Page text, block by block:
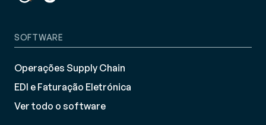
SOFTWARE
Operações Supply Chain
EDI e Faturação Eletrónica
Ver todo o software